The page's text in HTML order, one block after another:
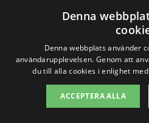
enkel och bekväm
någon glad. Genom
hitta kända florister
och pålitliga tjänster.
du välja bland ett brett
Denna
Denna webbplats använder
användarupplevelsen. Genom att
du till alla cookies i enlighet
ACCEPTERA ALLA